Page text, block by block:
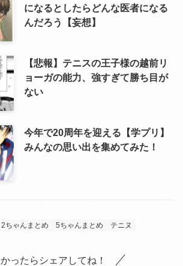
になるとしたらどんな医者になる
んだろう【妄想】
【悲報】テニスの王子様の越前リ
ョーガの能力、強すぎて勝ち目が
ない
今年で20周年を迎える【学プリ】
みんなの思い出を集めてみた！
2ちゃんまとめ 5ちゃんまとめ テニヌ
ったらシェアしてね！